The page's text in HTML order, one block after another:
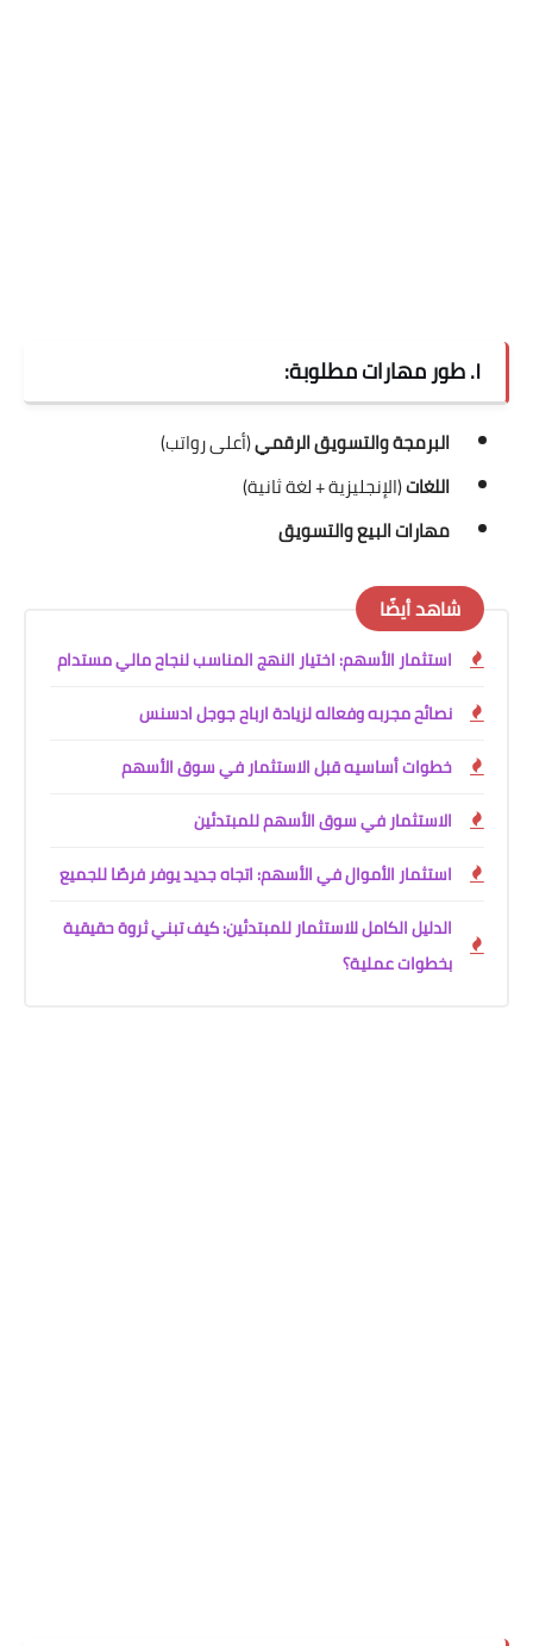
١. طور مهارات مطلوبة:
البرمجة والتسويق الرقمي(أعلى رواتب)
اللغات(الإنجليزية + لغة ثانية)
مهارات البيع والتسويق
شاهد أيضًا
استثمار الأسهم: اختيار النهج المناسب لنجاح مالي مستدام
نصائح مجربه وفعاله لزيادة ارباح جوجل ادسنس
خطوات أساسيه قبل الاستثمار في سوق الأسهم
الاستثمار في سوق الأسهم للمبتدئين
استثمار الأموال في الأسهم: اتجاه جديد يوفر فرصًا للجميع
الدليل الكامل للاستثمار للمبتدئين: كيف تبني ثروة حقيقية
بخطوات عملية؟